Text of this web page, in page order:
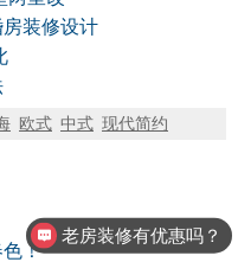
装修设计
欧式 中式 现代简约
色！
老房装修有优惠吗？